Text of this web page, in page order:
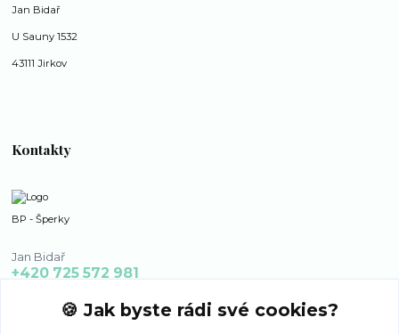
Jan Bidař
U Sauny 1532
43111 Jirkov
Kontakty
BP - Šperky
Jan Bidař
+420 725 572 981
🍪 Jak byste rádi své cookies?